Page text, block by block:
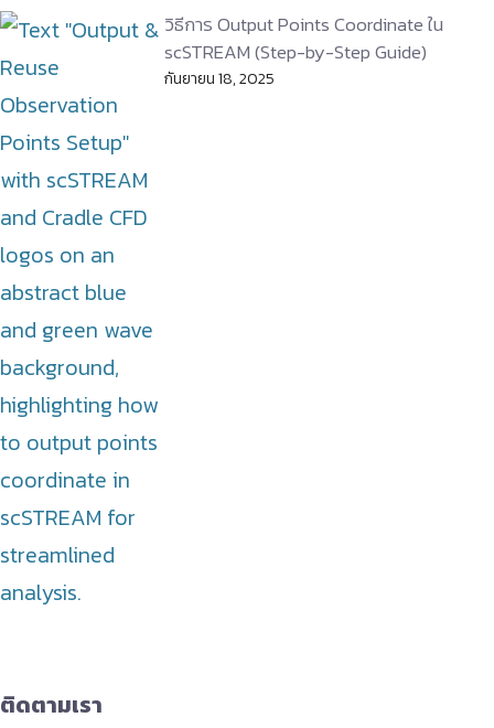
วิธีการ Output Points Coordinate ใน
scSTREAM (Step-by-Step Guide)
กันยายน 18, 2025
ติดตามเรา